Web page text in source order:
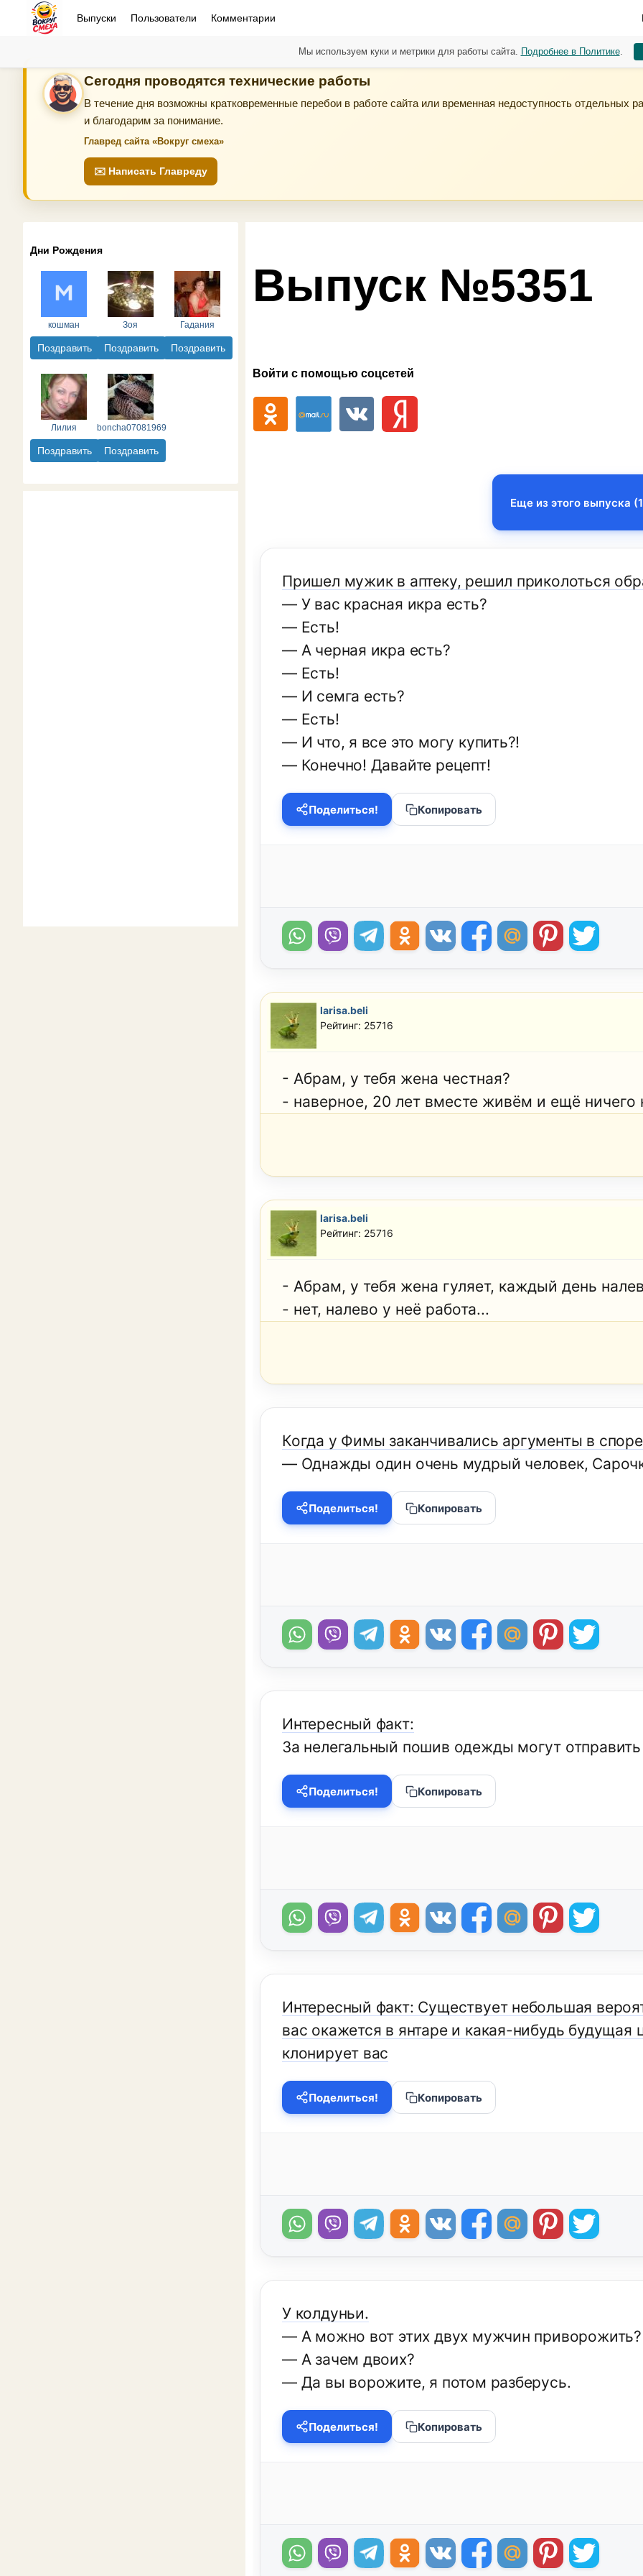
Выпуски Пользователи Комментарии
Сегодня проводятся технические работы
В течение дня возможны кратковременные перебои в работе сайта или временная недоступность отдельных
и благодарим за понимание.
Главред сайта «Вокруг смеха»
✉️ Написать Главреду
Дни Рождения
кошман
Поздравить
Зоя
Поздравить
Гадания
Поздравить
Лилия
Поздравить
boncha07081969
Поздравить
Выпуск №5351
Войти с помощью соцсетей
Еще из этого выпуска
Пришел мужик в аптеку, решил приколоться
— У вас красная икра есть?
— Есть!
— А черная икра есть?
— Есть!
— И семга есть?
— Есть!
— И что, я все это могу купить?!
— Конечно! Давайте рецепт!
Поделиться! Копировать
larisa.beli
Рейтинг: 25716
- Абрам, у тебя жена честная?
- наверное, 20 лет вместе живём и ещё ничего
larisa.beli
Рейтинг: 25716
- Абрам, у тебя жена гуляет, каждый день
- нет, налево у неё работа...
Когда у Фимы заканчивались аргументы в
— Однажды один очень мудрый человек,
Поделиться! Копировать
Интересный факт:
За нелегальный пошив одежды могут
Поделиться! Копировать
Интересный факт: Существует небольшая
вас окажется в янтаре и какая-нибудь
клонирует вас
Поделиться! Копировать
У колдуньи.
— А можно вот этих двух мужчин приворожить?
— А зачем двоих?
— Да вы ворожите, я потом разберусь.
Поделиться! Копировать
Мы используем куки и метрики для работы сайта. Подробнее в Политике.